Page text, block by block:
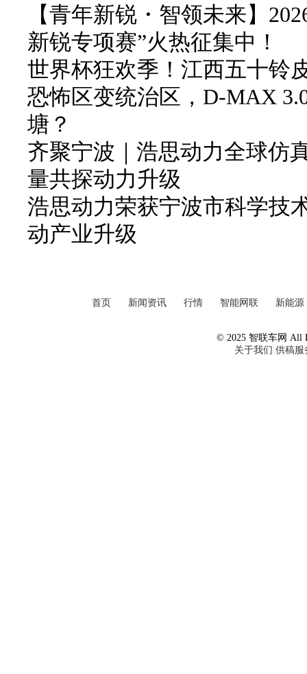
【青年新锐・智领未来】
新锐专项赛”火热征集中！
世界杯狂欢季！江西五十铃
恐怖区变统治区，D-MAX
塘？
齐聚宁波｜浩思动力全球仿
量共探动力升级
浩思动力荣获宁波市科学技
动产业升级
首页 新闻资讯 行情 智能网联 新能源
© 2025 智联车网 All
关于我们 供稿服